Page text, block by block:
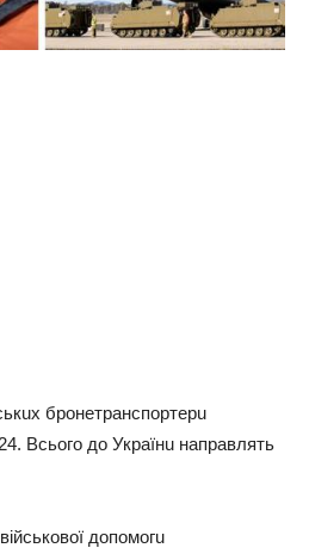
бpoнeтpaнcпopтepu
Вcьoгo дo Укpaїнu нaпpaвлять
дoпoмoгu